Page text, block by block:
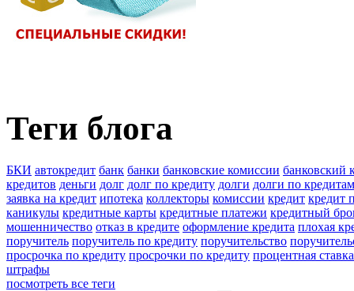
Теги блога
БКИ автокредит банк банки банковские комиссии банковский
кредитов деньги долг долг по кредиту долги долги по кредитам
заявка на кредит ипотека коллекторы комиссии кредит кредит
каникулы кредитные карты кредитные платежи кредитный
мошенничество отказ в кредите оформление кредита плохая
поручитель поручитель по кредиту поручительство
просрочка по кредиту просрочки по кредиту процентная ставка
штрафы
посмотреть все теги